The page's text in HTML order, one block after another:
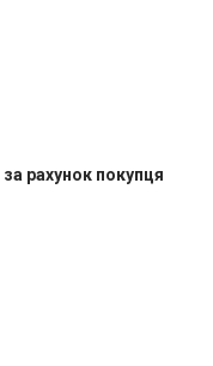
за рахунок покупця